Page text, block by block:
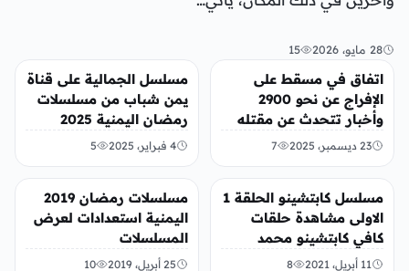
28 مايو، 2026 15
أخبار محلية
اتفاق في مسقط على
الإفراج عن نحو 2900
وأخبار تتحدث عن مقتله
23 ديسمبر، 2025 7
مسلسل الجمالية على قناة
يمن شباب من مسلسلات
رمضان اليمنية 2025
4 فبراير، 2025 5
مسلسل كابتشينو الحلقة 1
الاولى مشاهدة حلقات
كافي كابتشينو محمد
قحطان صلاح الوافي
11 أبريل، 2021 8
مسلسلات رمضان 2019
اليمنية استعدادات لعرض
المسلسلات
25 أبريل، 2019 10